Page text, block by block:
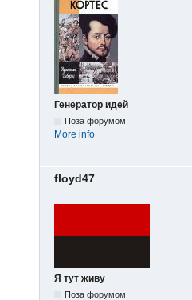
Генератор идей
Поза форумом
More info
floyd47
Я тут живу
Поза форумом